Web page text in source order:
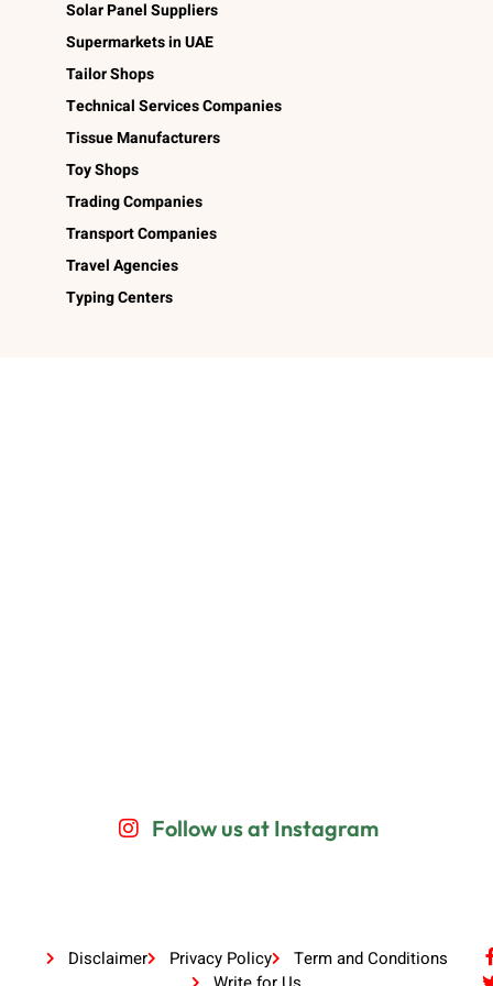
Solar Panel Suppliers
Supermarkets in UAE
Tailor Shops
Technical Services Companies
Tissue Manufacturers
Toy Shops
Trading Companies
Transport Companies
Travel Agencies
Typing Centers
Follow us at Instagram
Disclaimer Privacy Policy
Term and Conditions